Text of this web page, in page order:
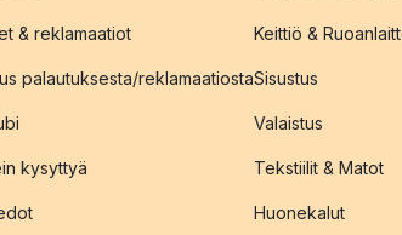
& reklamaatiot
palautuksesta/reklamaatiosta
kysyttyä
Keittiö &
Sisustus
Valaistus
Tekstiilit & Matot
Huonekalut